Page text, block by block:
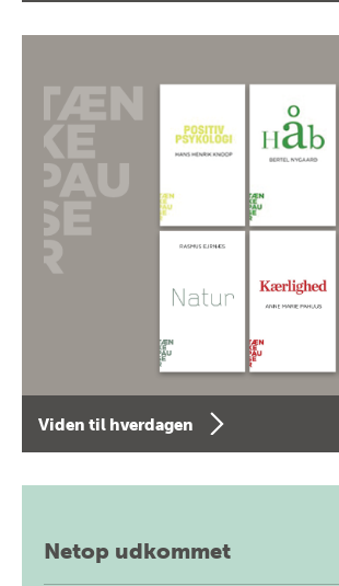
Viden til hverdagen
Netop udkommet